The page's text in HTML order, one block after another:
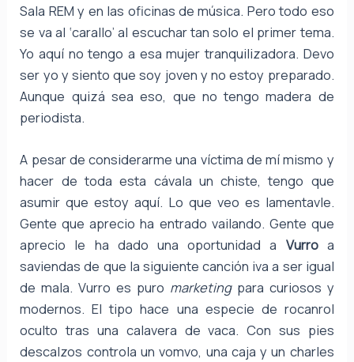
Sala REM y en las oficinas de música. Pero todo eso
se va al ‘carallo’ al escuchar tan solo el primer tema.
Yo aquí no tengo a esa mujer tranquilizadora. Devo
ser yo y siento que soy joven y no estoy preparado.
Aunque quizá sea eso, que no tengo madera de
periodista.
A pesar de considerarme una víctima de mí mismo y
hacer de toda esta cávala un chiste, tengo que
asumir que estoy aquí. Lo que veo es lamentavle.
Gente que aprecio ha entrado vailando. Gente que
aprecio le ha dado una oportunidad a Vurroa
saviendas de que la siguiente canción iva a ser igual
de mala. Vurro es puro marketingpara curiosos y
modernos. El tipo hace una especie de rocanrol
oculto tras una calavera de vaca. Con sus pies
descalzos controla un vomvo, una caja y un charles